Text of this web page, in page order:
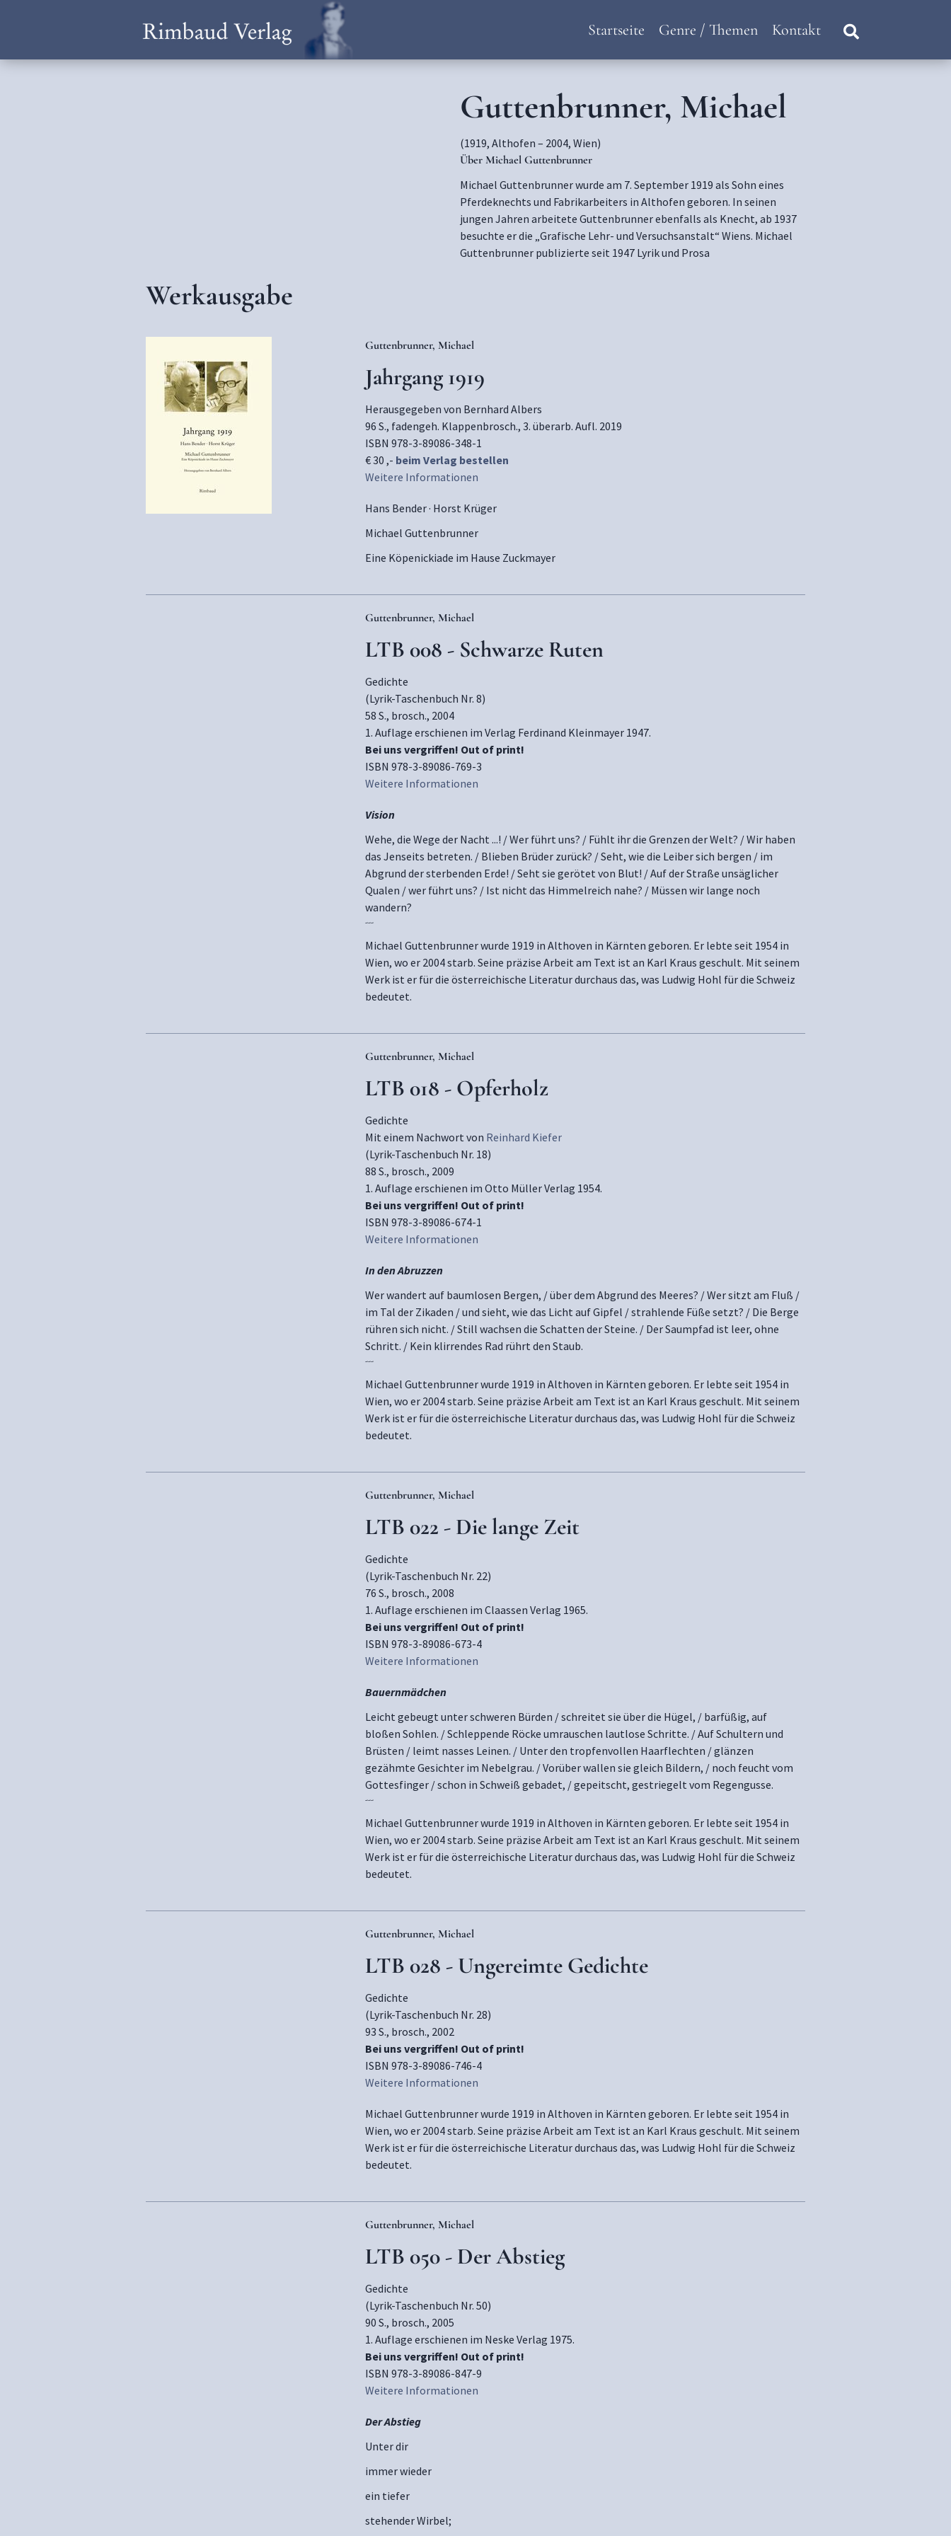
Startseite Genre / Themen Kontakt
Guttenbrunner, Michael
(1919, Althofen – 2004, Wien)
Über Michael Guttenbrunner
Michael Guttenbrunner wurde am 7. September 1919 als Sohn eines
Pferdeknechts und Fabrikarbeiters in Althofen geboren. In seinen
jungen Jahren arbeitete Guttenbrunner ebenfalls als Knecht, ab 1937
besuchte er die „Grafische Lehr- und Versuchsanstalt“ Wiens. Michael
Guttenbrunner publizierte seit 1947 Lyrik und Prosa
Werkausgabe
Guttenbrunner, Michael
Jahrgang 1919
Herausgegeben von Bernhard Albers
96 S., fadengeh. Klappenbrosch., 3. überarb. Aufl. 2019
ISBN 978-3-89086-348-1
€ 30 ,- beim Verlag bestellen
Weitere Informationen
Hans Bender · Horst Krüger
Michael Guttenbrunner
Eine Köpenickiade im Hause Zuckmayer
Guttenbrunner, Michael
LTB 008 - Schwarze Ruten
Gedichte
(Lyrik-Taschenbuch Nr. 8)
58 S., brosch., 2004
1. Auflage erschienen im Verlag Ferdinand Kleinmayer 1947.
Bei uns vergriffen! Out of print!
ISBN 978-3-89086-769-3
Weitere Informationen
Vision
Wehe, die Wege der Nacht ...! / Wer führt uns? / Fühlt ihr die Grenzen der Welt? / Wir haben
das Jenseits betreten. / Blieben Brüder zurück? / Seht, wie die Leiber sich bergen / im
Abgrund der sterbenden Erde! / Seht sie gerötet von Blut! / Auf der Straße unsäglicher
Qualen / wer führt uns? / Ist nicht das Himmelreich nahe? / Müssen wir lange noch
wandern?
---
Michael Guttenbrunner wurde 1919 in Althoven in Kärnten geboren. Er lebte seit 1954 in
Wien, wo er 2004 starb. Seine präzise Arbeit am Text ist an Karl Kraus geschult. Mit seinem
Werk ist er für die österreichische Literatur durchaus das, was Ludwig Hohl für die Schweiz
bedeutet.
Guttenbrunner, Michael
LTB 018 - Opferholz
Gedichte
Mit einem Nachwort von Reinhard Kiefer
(Lyrik-Taschenbuch Nr. 18)
88 S., brosch., 2009
1. Auflage erschienen im Otto Müller Verlag 1954.
Bei uns vergriffen! Out of print!
ISBN 978-3-89086-674-1
Weitere Informationen
In den Abruzzen
Wer wandert auf baumlosen Bergen, / über dem Abgrund des Meeres? / Wer sitzt am Fluß /
im Tal der Zikaden / und sieht, wie das Licht auf Gipfel / strahlende Füße setzt? / Die Berge
rühren sich nicht. / Still wachsen die Schatten der Steine. / Der Saumpfad ist leer, ohne
Schritt. / Kein klirrendes Rad rührt den Staub.
---
Michael Guttenbrunner wurde 1919 in Althoven in Kärnten geboren. Er lebte seit 1954 in
Wien, wo er 2004 starb. Seine präzise Arbeit am Text ist an Karl Kraus geschult. Mit seinem
Werk ist er für die österreichische Literatur durchaus das, was Ludwig Hohl für die Schweiz
bedeutet.
Guttenbrunner, Michael
LTB 022 - Die lange Zeit
Gedichte
(Lyrik-Taschenbuch Nr. 22)
76 S., brosch., 2008
1. Auflage erschienen im Claassen Verlag 1965.
Bei uns vergriffen! Out of print!
ISBN 978-3-89086-673-4
Weitere Informationen
Bauernmädchen
Leicht gebeugt unter schweren Bürden / schreitet sie über die Hügel, / barfüßig, auf
bloßen Sohlen. / Schleppende Röcke umrauschen lautlose Schritte. / Auf Schultern und
Brüsten / leimt nasses Leinen. / Unter den tropfenvollen Haarflechten / glänzen
gezähmte Gesichter im Nebelgrau. / Vorüber wallen sie gleich Bildern, / noch feucht vom
Gottesfinger / schon in Schweiß gebadet, / gepeitscht, gestriegelt vom Regengusse.
---
Michael Guttenbrunner wurde 1919 in Althoven in Kärnten geboren. Er lebte seit 1954 in
Wien, wo er 2004 starb. Seine präzise Arbeit am Text ist an Karl Kraus geschult. Mit seinem
Werk ist er für die österreichische Literatur durchaus das, was Ludwig Hohl für die Schweiz
bedeutet.
Guttenbrunner, Michael
LTB 028 - Ungereimte Gedichte
Gedichte
(Lyrik-Taschenbuch Nr. 28)
93 S., brosch., 2002
Bei uns vergriffen! Out of print!
ISBN 978-3-89086-746-4
Weitere Informationen
Michael Guttenbrunner wurde 1919 in Althoven in Kärnten geboren. Er lebte seit 1954 in
Wien, wo er 2004 starb. Seine präzise Arbeit am Text ist an Karl Kraus geschult. Mit seinem
Werk ist er für die österreichische Literatur durchaus das, was Ludwig Hohl für die Schweiz
bedeutet.
Guttenbrunner, Michael
LTB 050 - Der Abstieg
Gedichte
(Lyrik-Taschenbuch Nr. 50)
90 S., brosch., 2005
1. Auflage erschienen im Neske Verlag 1975.
Bei uns vergriffen! Out of print!
ISBN 978-3-89086-847-9
Weitere Informationen
Der Abstieg
Unter dir
immer wieder
ein tiefer
stehender Wirbel;